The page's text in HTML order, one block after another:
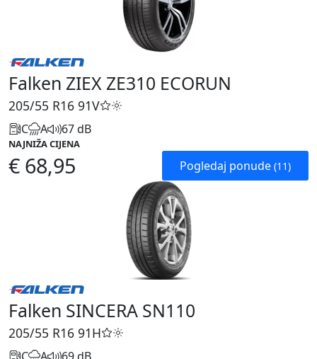
Falken ZIEX ZE310 ECORUN
205/55 R16 91V
C A 67 dB
NAJNIŽA CIJENA
€ 68,95 Pogledaj ponude (11)
Falken SINCERA SN110
205/55 R16 91H